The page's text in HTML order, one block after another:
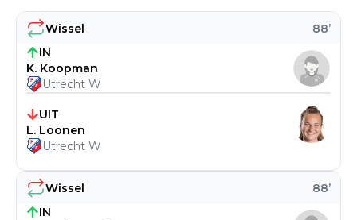
Wissel 88’
IN
Wissel 88’
IN
K. Koopman
Utrecht W
UIT
L. Loonen
Utrecht W